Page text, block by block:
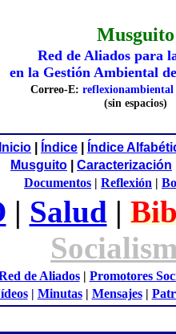
Musguito
Red de Aliados para
en la Gestión Ambiental
Correo-E:
(sin espacios)
Inicio Índice
Índice
Musguito
Caracterización
Documentos | Reflexión |
| Salud |
de Aliados| Promotores
| Minutas| Mensajes|